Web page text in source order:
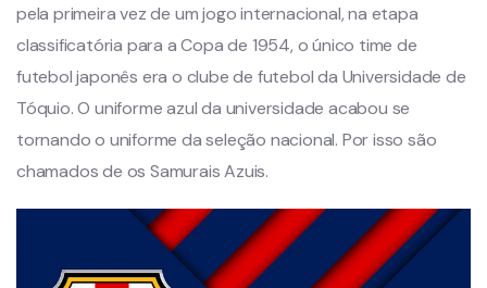
pela primeira vez de um jogo internacional, na etapa
classificatória para a Copa de 1954, o único time de
futebol japonês era o clube de futebol da Universidade de
Tóquio. O uniforme azul da universidade acabou se
tornando o uniforme da seleção nacional. Por isso são
chamados de os Samurais Azuis.